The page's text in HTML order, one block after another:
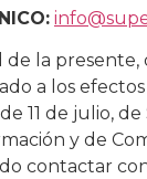
de la presente,
a los
11 de julio, de
y de
contactar